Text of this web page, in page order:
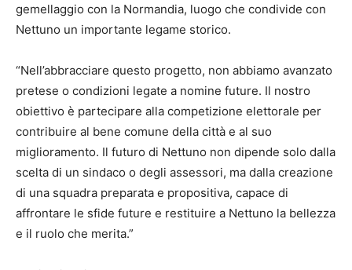
gemellaggio con la Normandia, luogo che condivide con
Nettuno un importante legame storico.
“Nell’abbracciare questo progetto, non abbiamo avanzato
pretese o condizioni legate a nomine future. Il nostro
obiettivo è partecipare alla competizione elettorale per
contribuire al bene comune della città e al suo
miglioramento. Il futuro di Nettuno non dipende solo dalla
scelta di un sindaco o degli assessori, ma dalla creazione
di una squadra preparata e propositiva, capace di
affrontare le sfide future e restituire a Nettuno la bellezza
e il ruolo che merita.”